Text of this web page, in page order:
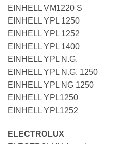
EINHELL VM1220 S
EINHELL YPL 1250
EINHELL YPL 1252
EINHELL YPL 1400
EINHELL YPL N.G.
EINHELL YPL N.G. 1250
EINHELL YPL NG 1250
EINHELL YPL1250
EINHELL YPL1252
ELECTROLUX